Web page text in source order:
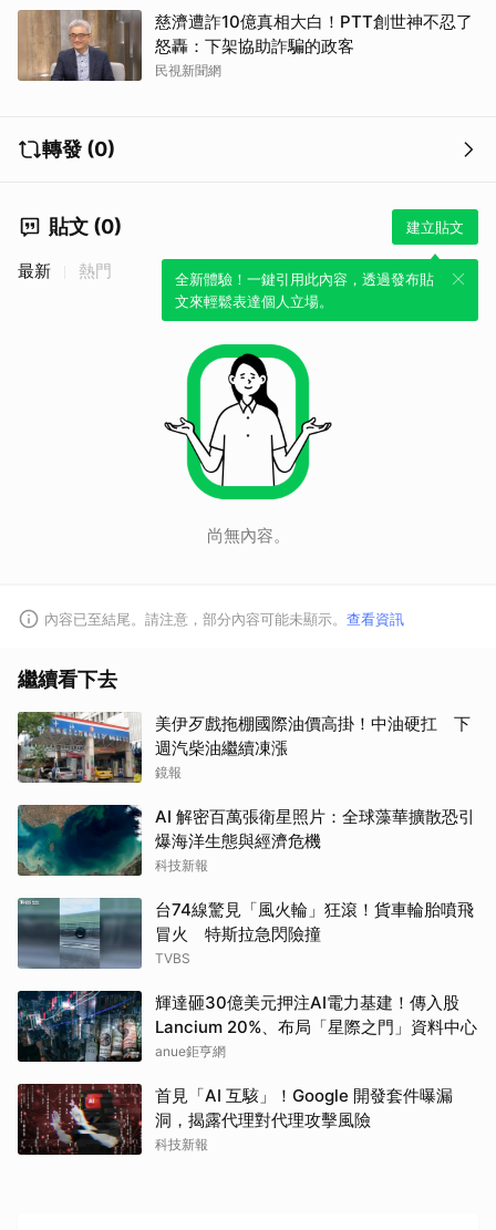
慈濟遭詐10億真相大白！PTT創世神不忍了
怒轟：下架協助詐騙的政客
民視新聞網
轉發 (0)
貼文 (0) 建立貼文
全新體驗！一鍵引用此內容，透過發布貼
文來輕鬆表達個人立場。
最新 熱門
尚無內容。
內容已至結尾。請注意，部分內容可能未顯示。 查看資訊
繼續看下去
美伊歹戲拖棚國際油價高掛！中油硬扛 下
週汽柴油繼續凍漲
鏡報
AI 解密百萬張衛星照片：全球藻華擴散恐引
爆海洋生態與經濟危機
科技新報
台74線驚見「風火輪」狂滾！貨車輪胎噴飛
冒火 特斯拉急閃險撞
TVBS
輝達砸30億美元押注AI電力基建！傳入股
Lancium 20%、布局「星際之門」資料中心
anue鉅亨網
首見「AI 互駭」！Google 開發套件曝漏
洞，揭露代理對代理攻擊風險
科技新報